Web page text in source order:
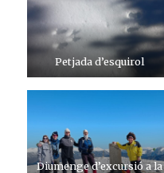
Petjada d’esquirol
Diumenge d’excursió a la